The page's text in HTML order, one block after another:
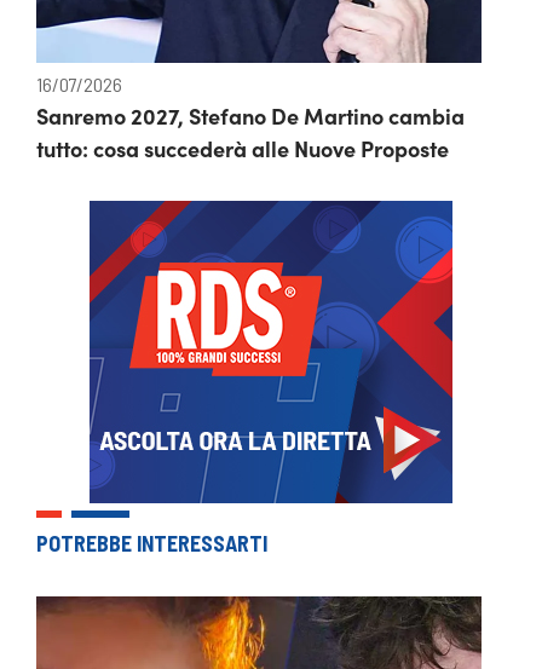
16/07/2026
Sanremo 2027, Stefano De Martino cambia
tutto: cosa succederà alle Nuove Proposte
POTREBBE INTERESSARTI